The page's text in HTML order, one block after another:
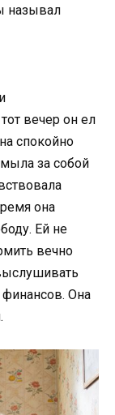
называл
вечер он ел
спокойно
за собой
она
Ей не
вечно
Она